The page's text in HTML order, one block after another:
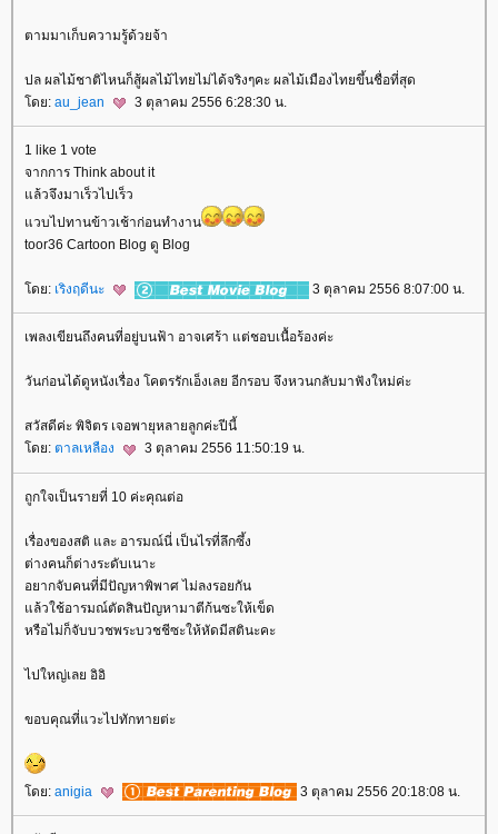
ตามมาเก็บความรู้ด้วยจ้า
ปล ผลไม้ชาติไหนก็สู้ผลไม้ไทยไม่ได้จริงๆคะ ผลไม้เมืองไทยขึ้นชื่อที่สุด
ดย: au_jean 3 ตุลาคม 2556 6:28:30 น.
1 like 1 vote
จากการ Think about it
ล้วจึงมาเร็วไปเร็ว
วบไปทานข้าวเช้าก่อนทำงาน
toor36 Cartoon Blog ดู Blog
ดย: เริงฤดีนะ 3 ตุลาคม 2556 8:07:00 น.
เพลงเขียนถึงคนที่อยู่บนฟ้า อาจเศร้า แต่ชอบเนื้อร้องค่ะ
วันก่อนได้ดูหนังเรื่อง โคตรรักเอ็งเลย อีกรอบ จึงหวนกลับมาฟังใหม่ค่ะ
สวัสดีค่ะ พิจิตร เจอพายุหลายลูกค่ะปีนี้
ดย: ตาลเหลือง 3 ตุลาคม 2556 11:50:19 น.
ถูกใจเป็นรายที่ 10 ค่ะคุณต่อ
เรื่องของสติ และ อารมณ์นี่ เป็นไรที่ลึกซึ้ง
ต่างคนก็ต่างระดับเนาะ
อยากจับคนที่มีปัญหาพิพาศ ไม่ลงรอยกัน
ล้วใช้อารมณ์ตัดสินปัญหามาตีก้นซะให้เข็ด
หรือไม่ก็จับบวชพระบวชชีซะให้หัดมีสตินะคะ
ไปใหญ่เลย อิอิ
ขอบคุณที่แวะไปทักทายต่ะ
ดย: anigia 3 ตุลาคม 2556 20:18:08 น.